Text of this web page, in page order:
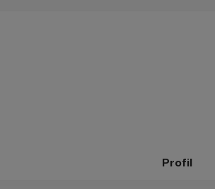
Profil